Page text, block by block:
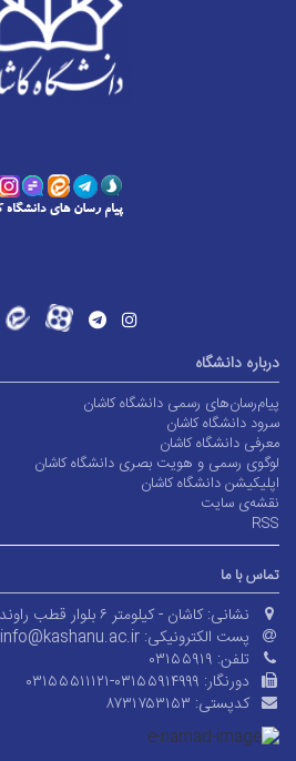
درباره دانشگاه
پیام‌رسان‌های رسمی دانشگاه کاشان
سرود دانشگاه کاشان
معرفی دانشگاه کاشان
لوگوی رسمی و هویت بصری دانشگاه کاشان
اپلیکیشن دانشگاه کاشان
نقشه‌ی سایت
RSS
تماس با ما
نشانی: کاشان - کیلومتر ۶ بلوار قطب راوندی
پست الکترونیکی: info@kashanu.ac.ir
تلفن: ۰۳۱۵۵۹۱۹
دورنگار: ۰۳۱۵۵۵۱۱۱۲۱-۰۳۱۵۵۹۱۴۹۹۹
کدپستی: ۸۷۳۱۷۵۳۱۵۳